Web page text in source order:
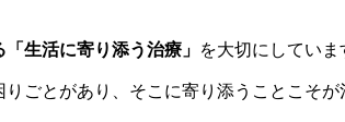
生活に寄り添う治療」 を大切にしてい
ごとがあり、そこに寄り添うことこそ